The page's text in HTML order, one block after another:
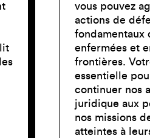
vous pouvez
actions de
fondamentaux
enfermées et
frontières.
essentielle
continuer nos
juridique aux
nos missions
atteintes à